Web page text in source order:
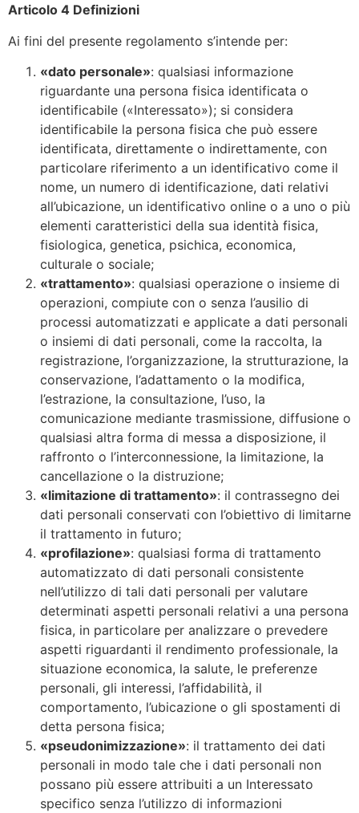
Articolo 4 Definizioni
Ai fini del presente regolamento s’intende per:
«dato personale»: qualsiasi informazione
riguardante una persona fisica identificata o
identificabile («Interessato»); si considera
identificabile la persona fisica che può essere
identificata, direttamente o indirettamente, con
particolare riferimento a un identificativo come il
nome, un numero di identificazione, dati relativi
all’ubicazione, un identificativo online o a uno o più
elementi caratteristici della sua identità fisica,
fisiologica, genetica, psichica, economica,
culturale o sociale;
«trattamento»: qualsiasi operazione o insieme di
operazioni, compiute con o senza l’ausilio di
processi automatizzati e applicate a dati personali
o insiemi di dati personali, come la raccolta, la
registrazione, l’organizzazione, la strutturazione, la
conservazione, l’adattamento o la modifica,
l’estrazione, la consultazione, l’uso, la
comunicazione mediante trasmissione, diffusione o
qualsiasi altra forma di messa a disposizione, il
raffronto o l’interconnessione, la limitazione, la
cancellazione o la distruzione;
«limitazione di trattamento»: il contrassegno dei
dati personali conservati con l’obiettivo di limitarne
il trattamento in futuro;
«profilazione»: qualsiasi forma di trattamento
automatizzato di dati personali consistente
nell’utilizzo di tali dati personali per valutare
determinati aspetti personali relativi a una persona
fisica, in particolare per analizzare o prevedere
aspetti riguardanti il rendimento professionale, la
situazione economica, la salute, le preferenze
personali, gli interessi, l’affidabilità, il
comportamento, l’ubicazione o gli spostamenti di
detta persona fisica;
«pseudonimizzazione»: il trattamento dei dati
personali in modo tale che i dati personali non
possano più essere attribuiti a un Interessato
specifico senza l’utilizzo di informazioni